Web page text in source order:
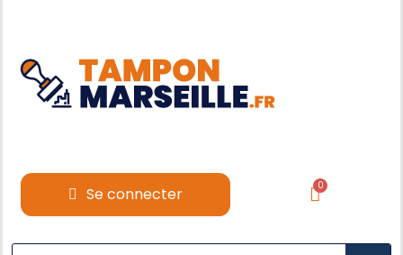
Se connecter